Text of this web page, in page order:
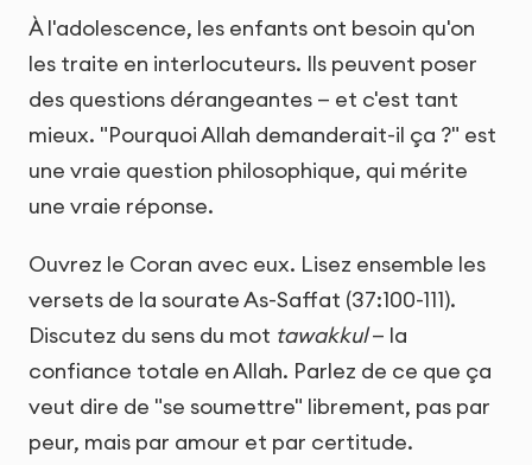
À l'adolescence, les enfants ont besoin qu'on
les traite en interlocuteurs. Ils peuvent poser
des questions dérangeantes — et c'est tant
mieux. "Pourquoi Allah demanderait-il ça ?" est
une vraie question philosophique, qui mérite
une vraie réponse.
Ouvrez le Coran avec eux. Lisez ensemble les
versets de la sourate As-Saffat (37:100-111).
Discutez du sens du mot tawakkul— la
confiance totale en Allah. Parlez de ce que ça
veut dire de "se soumettre" librement, pas par
peur, mais par amour et par certitude.